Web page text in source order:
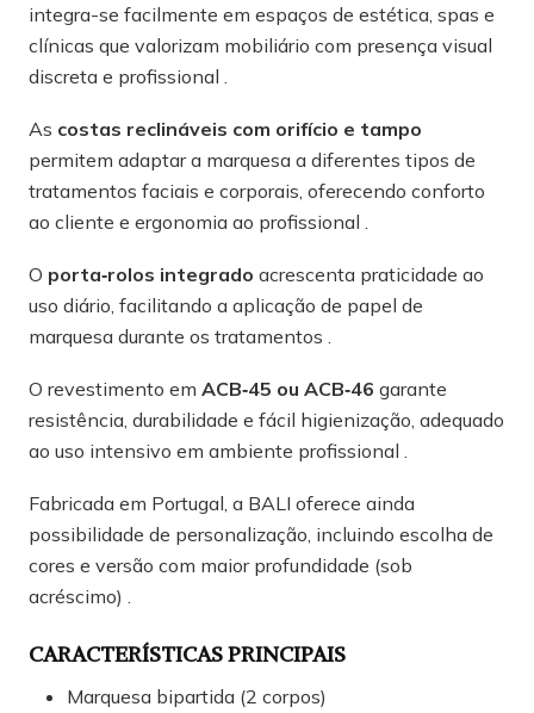
integra-se facilmente em espaços de estética, spas e
clínicas que valorizam mobiliário com presença visual
discreta e profissional .
As costas reclináveis com orifício e tampo
permitem adaptar a marquesa a diferentes tipos de
tratamentos faciais e corporais, oferecendo conforto
ao cliente e ergonomia ao profissional .
O porta‑rolos integrado acrescenta praticidade ao
uso diário, facilitando a aplicação de papel de
marquesa durante os tratamentos .
O revestimento em ACB‑45 ou ACB‑46 garante
resistência, durabilidade e fácil higienização, adequado
ao uso intensivo em ambiente profissional .
Fabricada em Portugal, a BALI oferece ainda
possibilidade de personalização, incluindo escolha de
cores e versão com maior profundidade (sob
acréscimo) .
CARACTERÍSTICAS PRINCIPAIS
Marquesa bipartida (2 corpos)